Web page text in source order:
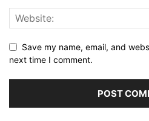
Save my name, email, and
next time I comment.